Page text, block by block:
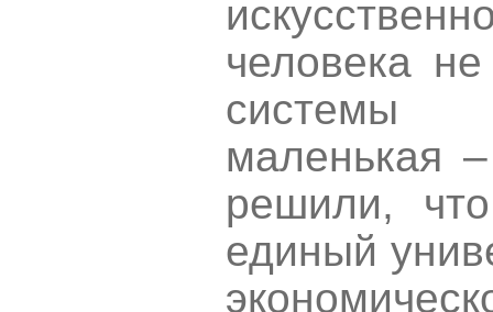
человека
системы
маленькая
решили,
единый